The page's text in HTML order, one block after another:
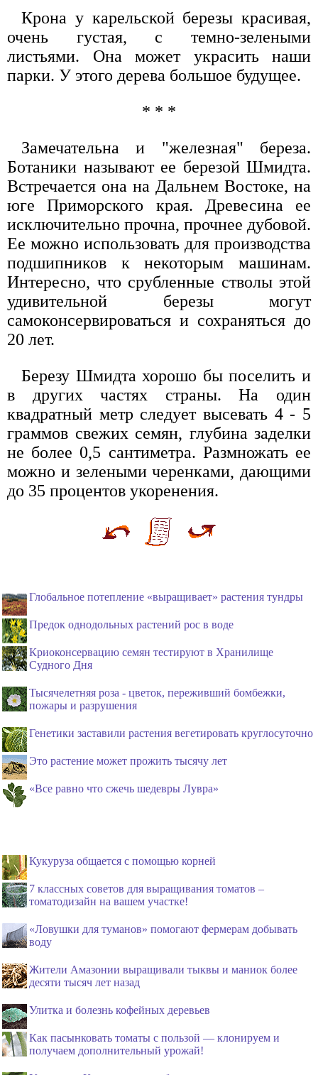
Крона у карельской березы красивая,
очень густая, с темно-зелеными
листьями. Она может украсить наши
парки. У этого дерева большое будущее.
* * *
Замечательна и "железная" береза.
Ботаники называют ее березой Шмидта.
Встречается она на Дальнем Востоке, на
юге Приморского края. Древесина ее
исключительно прочна, прочнее дубовой.
Ее можно использовать для производства
подшипников к некоторым машинам.
Интересно, что срубленные стволы этой
удивительной березы могут
самоконсервироваться и сохраняться до
20 лет.
Березу Шмидта хорошо бы поселить и
в других частях страны. На один
квадратный метр следует высевать 4 - 5
граммов свежих семян, глубина заделки
не более 0,5 сантиметра. Размножать ее
можно и зелеными черенками, дающими
до 35 процентов укоренения.
Глобальное потепление «выращивает» растения тундры
Предок однодольных растений рос в воде
Криоконсервацию семян тестируют в Хранилище
Судного Дня
Тысячелетняя роза - цветок, переживший бомбежки,
пожары и разрушения
Генетики заставили растения вегетировать круглосуточно
Это растение может прожить тысячу лет
«Все равно что сжечь шедевры Лувра»
Кукуруза общается с помощью корней
7 классных советов для выращивания томатов –
томатодизайн на вашем участке!
«Ловушки для туманов» помогают фермерам добывать
воду
Жители Амазонии выращивали тыквы и маниок более
десяти тысяч лет назад
Улитка и болезнь кофейных деревьев
Как пасынковать томаты с пользой — клонируем и
получаем дополнительный урожай!